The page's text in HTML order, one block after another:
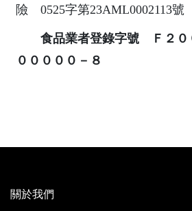
險 0525字第23AML0002113號
食品業者登錄字號 Ｆ２０
０００００－８
關於我們